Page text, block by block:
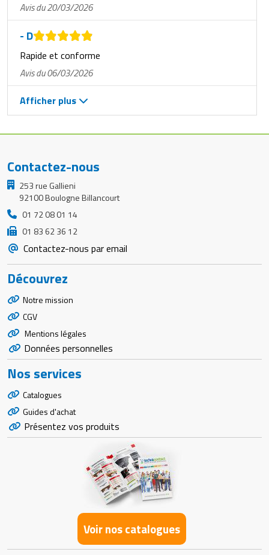
Avis du 20/03/2026
- D
Rapide et conforme
Avis du 06/03/2026
Afficher plus
Contactez-nous
253 rue Gallieni
92100 Boulogne Billancourt
01 72 08 01 14
01 83 62 36 12
Contactez-nous par email
Découvrez
Notre mission
CGV
Mentions légales
Données personnelles
Nos services
Catalogues
Guides d'achat
Présentez vos produits
Voir nos catalogues